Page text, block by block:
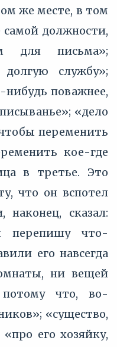
же месте, в том
должности,
для письма»;
долгую службу»;
нибудь поважнее,
«дело
переменить
кое-где
в третье. Это
что он вспотел
сказал:
перепишу что-
его навсегда
ни вещей
что, во-
«существо,
его хозяйку,